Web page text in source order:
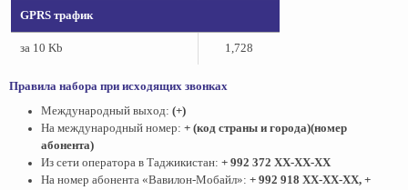
GPRS трафик
за 10 Kb 1,728
Правила набора при исходящих звонках
Международный выход: (+)
На международный номер: + (код страны и города)(номер
абонента)
Из сети оператора в Таджикистан: + 992 372 ХХ-ХХ-ХХ
На номер абонента «Вавилон-Мобайл»: + 992 918 ХХ-ХХ-ХХ, +